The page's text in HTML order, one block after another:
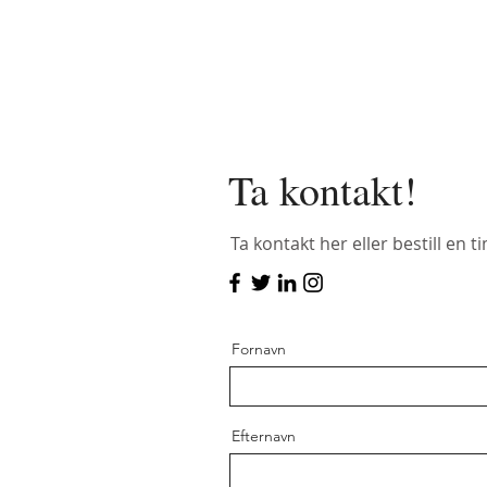
Ta kontakt!
Ta kontakt her eller bestill en
Fornavn
Efternavn